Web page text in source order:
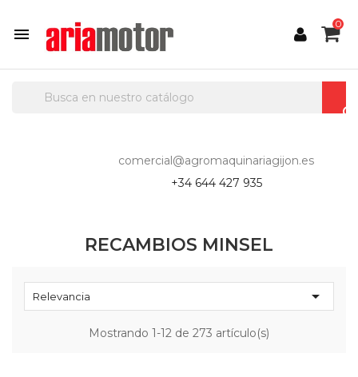

0
comercial@agromaquinariagijon.es
+34 644 427 935
RECAMBIOS MINSEL
Relevancia 
Mostrando 1-12 de 273 artículo(s)